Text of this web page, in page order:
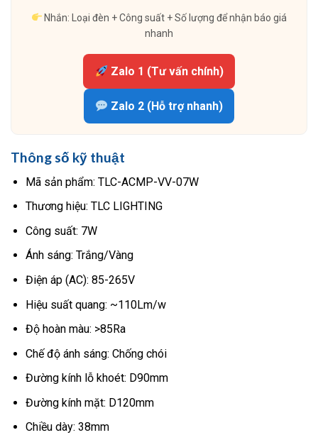
Nhắn: Loại đèn + Công suất + Số lượng để nhận báo giá
nhanh
Zalo 1 (Tư vấn chính)
Zalo 2 (Hỗ trợ nhanh)
Thông số kỹ thuật
Mã sản phẩm: TLC-ACMP-VV-07W
Thương hiệu: TLC LIGHTING
Công suất: 7W
Ánh sáng: Trắng/Vàng
Điện áp (AC): 85-265V
Hiệu suất quang: ~110Lm/w
Độ hoàn màu: >85Ra
Chế độ ánh sáng: Chống chói
Đường kính lỗ khoét: D90mm
Đường kính mặt: D120mm
Chiều dày: 38mm